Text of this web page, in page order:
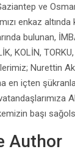
ve
enkaz
bulunan,
KOLİN,
Nurettin
en içten
başı
Author